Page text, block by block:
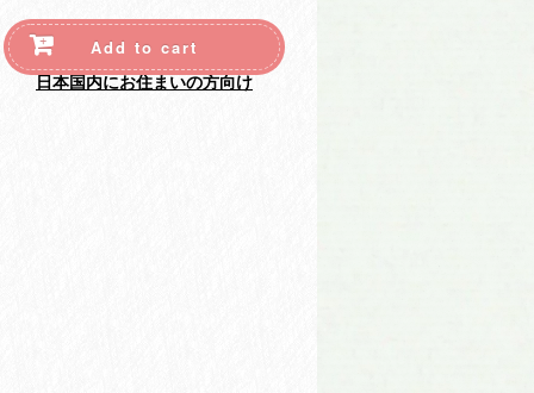
Add to cart
日本国内にお住まいの方向け